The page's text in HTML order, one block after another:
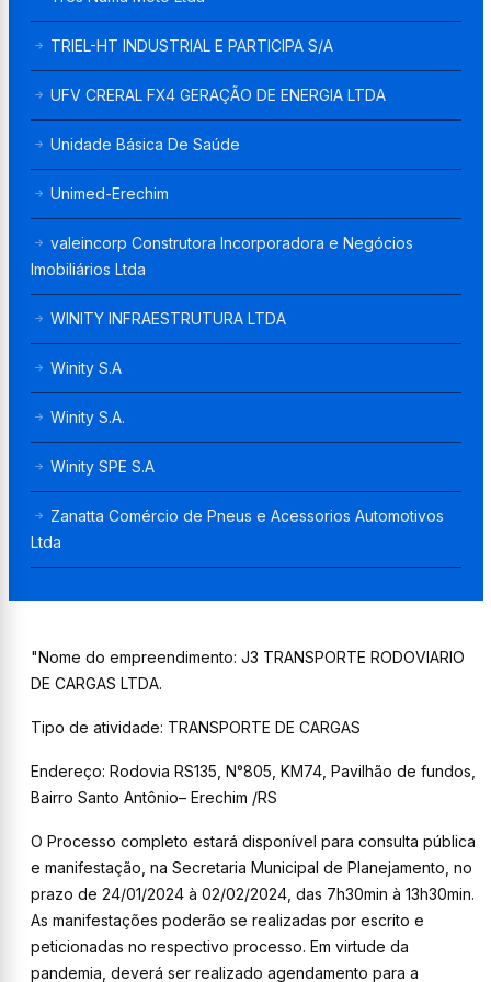
TRIEL-HT INDUSTRIAL E PARTICIPA S/A
UFV CRERAL FX4 GERAÇÃO DE ENERGIA LTDA
Unidade Básica De Saúde
Unimed-Erechim
valeincorp Construtora Incorporadora e Negócios
Imobiliários Ltda
WINITY INFRAESTRUTURA LTDA
Winity S.A
Winity S.A.
Winity SPE S.A
Zanatta Comércio de Pneus e Acessorios Automotivos
Ltda
"Nome do empreendimento: J3 TRANSPORTE RODOVIARIO
DE CARGAS LTDA.
Tipo de atividade: TRANSPORTE DE CARGAS
Endereço: Rodovia RS135, N°805, KM74, Pavilhão de fundos,
Bairro Santo Antônio– Erechim /RS
O Processo completo estará disponível para consulta pública
e manifestação, na Secretaria Municipal de Planejamento, no
prazo de 24/01/2024 à 02/02/2024, das 7h30min à 13h30min.
As manifestações poderão se realizadas por escrito e
peticionadas no respectivo processo. Em virtude da
pandemia, deverá ser realizado agendamento para a